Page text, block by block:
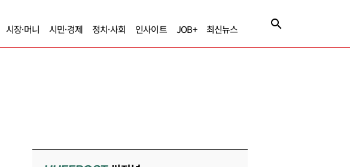
시장·머니 시민·경제 정치·사회 인사이트 JOB+ 최신뉴스